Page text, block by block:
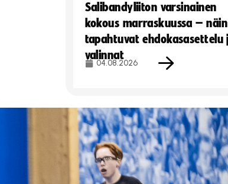
Salibandyliiton varsinainen
kokous marraskuussa – näin
tapahtuvat ehdokasasettelu
valinnat
04.08.2026